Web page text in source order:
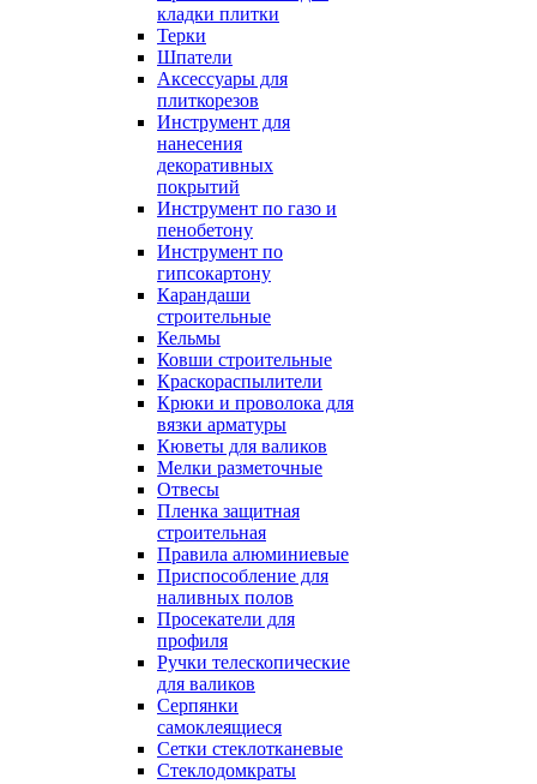
кладки плитки
Терки
Шпатели
Аксессуары для
плиткорезов
Инструмент для
нанесения
декоративных
покрытий
Инструмент по газо и
пенобетону
Инструмент по
гипсокартону
Карандаши
строительные
Кельмы
Ковши строительные
Краскораспылители
Крюки и проволока для
вязки арматуры
Кюветы для валиков
Мелки разметочные
Отвесы
Пленка защитная
строительная
Правила алюминиевые
Приспособление для
наливных полов
Просекатели для
профиля
Ручки телескопические
для валиков
Серпянки
самоклеящиеся
Сетки стеклотканевые
Стеклодомкраты